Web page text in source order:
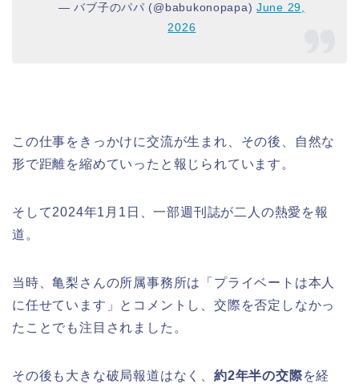
— バブ子のパパ (@babukonopapa) June 29,
2026
この仕事をきっかけに交流が生まれ、その後、自然な
形で距離を縮めていったと報じられています。
そして2024年1月1日、一部週刊誌が二人の熱愛を報
道。
当時、亀梨さんの所属事務所は「プライベートは本人
に任せています」とコメントし、交際を否定しなかっ
たことでも注目されました。
その後も大きな破局報道はなく、 約2年半の交際を経